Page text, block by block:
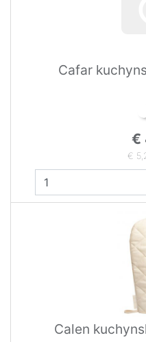
Cafar
€
€
Calen